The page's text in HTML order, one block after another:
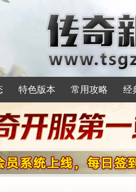
特色版本 常用攻略 经